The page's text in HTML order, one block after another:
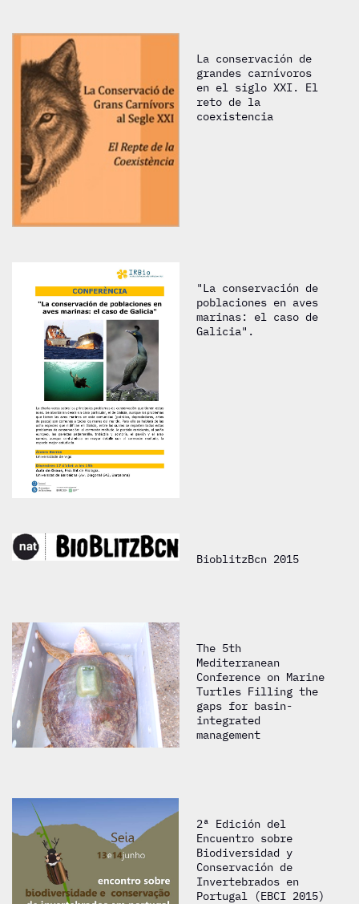
La conservación de
grandes carnívoros
en el siglo XXI. El
reto de la
coexistencia
"La conservación de
poblaciones en aves
marinas: el caso de
Galicia".
BioblitzBcn 2015
The 5th
Mediterranean
Conference on Marine
Turtles Filling the
gaps for basin-
integrated
management
2ª Edición del
Encuentro sobre
Biodiversidad y
Conservación de
Invertebrados en
Portugal (EBCI 2015)